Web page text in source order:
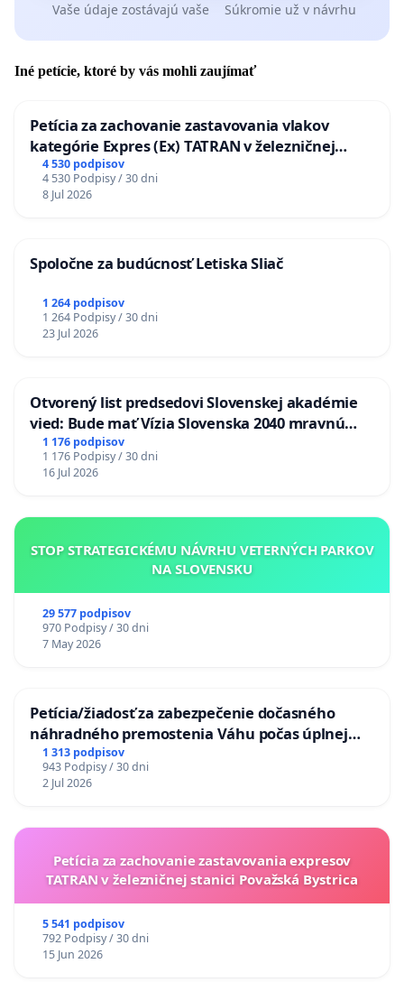
Vaše údaje zostávajú vaše Súkromie už v návrhu
Iné petície, ktoré by vás mohli zaujímať
Petícia za zachovanie zastavovania vlakov
kategórie Expres (Ex) TATRAN v železničnej
stanici Púchov
4 530 podpisov
4 530 Podpisy / 30 dni
8 Jul 2026
Spoločne za budúcnosť Letiska Sliač
1 264 podpisov
1 264 Podpisy / 30 dni
23 Jul 2026
Otvorený list predsedovi Slovenskej akadémie
vied: Bude mať Vízia Slovenska 2040 mravnú
chrbticu?
1 176 podpisov
1 176 Podpisy / 30 dni
16 Jul 2026
STOP STRATEGICKÉMU NÁVRHU VETERNÝCH PARKOV
NA SLOVENSKU
29 577 podpisov
970 Podpisy / 30 dni
7 May 2026
Petícia/žiadosť za zabezpečenie dočasného
náhradného premostenia Váhu počas úplnej
uzávery Vážskeho mosta v Komárne
1 313 podpisov
943 Podpisy / 30 dni
2 Jul 2026
Petícia za zachovanie zastavovania expresov
TATRAN v železničnej stanici Považská Bystrica
5 541 podpisov
792 Podpisy / 30 dni
15 Jun 2026